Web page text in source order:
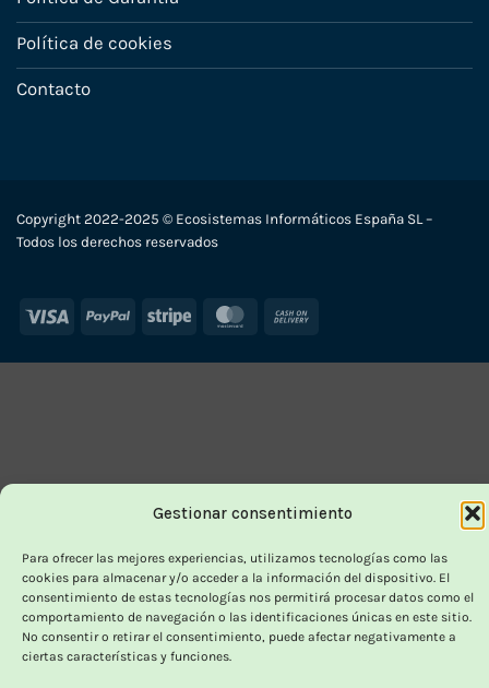
Gestionar consentimiento
Para ofrecer las mejores experiencias, utilizamos tecnologías como las
cookies para almacenar y/o acceder a la información del dispositivo. El
consentimiento de estas tecnologías nos permitirá procesar datos como el
comportamiento de navegación o las identificaciones únicas en este sitio.
No consentir o retirar el consentimiento, puede afectar negativamente a
ciertas características y funciones.
Política de cookies
Contacto
Copyright 2022-2025 © Ecosistemas Informáticos España SL –
Todos los derechos reservados
Visa PayPal Stripe MasterCard